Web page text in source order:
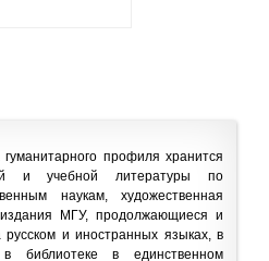
профиля хранится
и учебной литературы по
наукам, художественная
издания МГУ, продолжающиеся и
и иностранных языках, в
библиотеке в единственном